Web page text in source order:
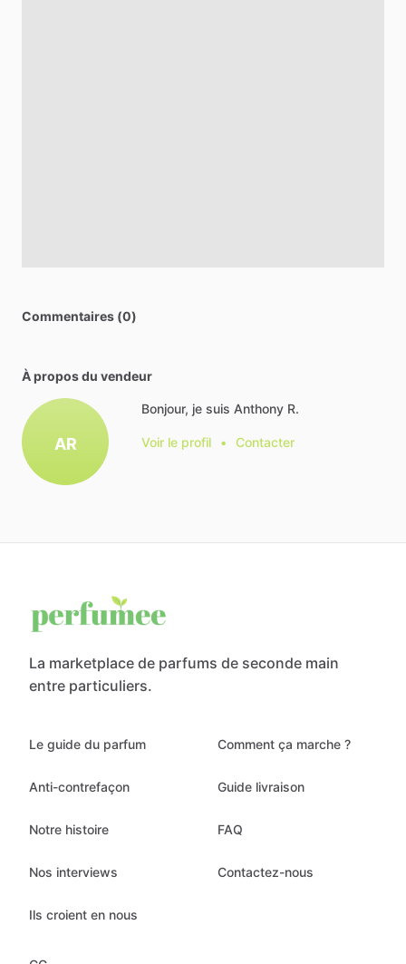
Commentaires (0)
À propos du vendeur
AR
Bonjour, je suis Anthony R.
Voir le profil • Contacter
La marketplace de parfums de seconde main
entre particuliers.
Le guide du parfum
Anti-contrefaçon
Notre histoire
Nos interviews
Ils croient en nous
Comment ça marche ?
Guide livraison
FAQ
Contactez-nous